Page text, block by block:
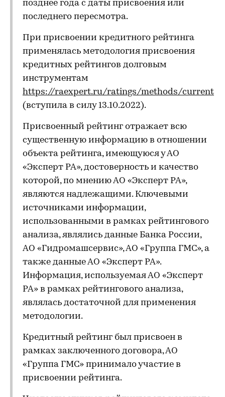
позднее года с даты присвоения или
последнего пересмотра.
При присвоении кредитного рейтинга
применялась методология присвоения
кредитных рейтингов долговым
инструментам
https://raexpert.ru/ratings/methods/current
(вступила в силу 13.10.2022).
Присвоенный рейтинг отражает всю
существенную информацию в отношении
объекта рейтинга, имеющуюся у АО
«Эксперт РА», достоверность и качество
которой, по мнению АО «Эксперт РА»,
являются надлежащими. Ключевыми
источниками информации,
использованными в рамках рейтингового
анализа, являлись данные Банка России,
АО «Гидромашсервис», АО «Группа ГМС», а
также данные АО «Эксперт РА».
Информация, используемая АО «Эксперт
РА» в рамках рейтингового анализа,
являлась достаточной для применения
методологии.
Кредитный рейтинг был присвоен в
рамках заключенного договора, АО
«Группа ГМС» принимало участие в
присвоении рейтинга.